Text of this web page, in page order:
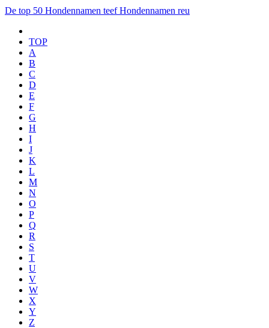
De top 50 Hondennamen teefHondennamen reu
TOP
A
B
C
D
E
F
G
H
I
J
K
L
M
N
O
P
Q
R
S
T
U
V
W
X
Y
Z